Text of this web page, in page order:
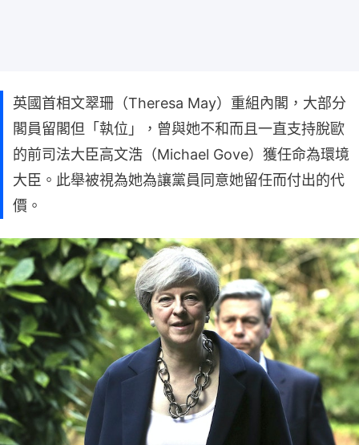
英國首相文翠珊（Theresa May）重組內閣，大部分
閣員留閣但「執位」，曾與她不和而且一直支持脫歐
的前司法大臣高文浩（Michael Gove）獲任命為環境
大臣。此舉被視為她為讓黨員同意她留任而付出的代
價。